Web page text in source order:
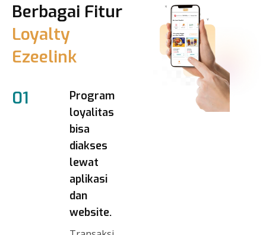
Berbagai Fitur
Loyalty
Ezeelink
01
Program
loyalitas
bisa
diakses
lewat
aplikasi
dan
website.